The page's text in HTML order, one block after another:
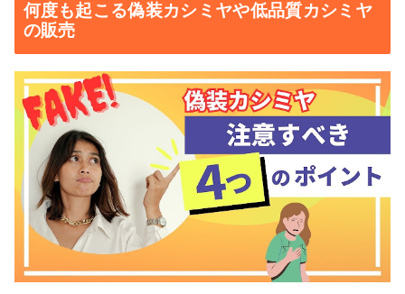
何度も起こる偽装カシミヤや低品質カシミヤ
の販売